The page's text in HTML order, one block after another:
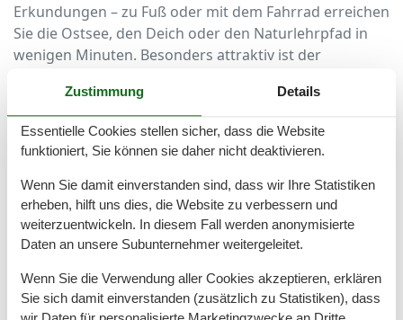
Erkundungen – zu Fuß oder mit dem Fahrrad erreichen
Sie die Ostsee, den Deich oder den Naturlehrpfad in
wenigen Minuten. Besonders attraktiv ist der
einfach den Blick aufs Wasser genießen.
Ferienhäuser am See – Komfort mit Blick
ins Grüne
Ein Ferienhaus am See in Loddin bietet Ihnen nicht nur
eine großartige Lage, sondern auch moderne
Ausstattung und eine entspannte Atmosphäre. Die
in der Regel über großzügige Wohnbereiche, gut
ausgestattete Küchen, gemütliche Schlafzimmer sowie
Zustimmung Details
Essentielle Cookies stellen sicher, dass die Website
funktioniert, Sie können sie daher nicht deaktivieren.
Wenn Sie damit einverstanden sind, dass wir Ihre Statistiken
erheben, hilft uns dies, die Website zu verbessern und
weiterzuentwickeln. In diesem Fall werden anonymisierte
Daten an unsere Subunternehmer weitergeleitet.
Wenn Sie die Verwendung aller Cookies akzeptieren, erklären
Sie sich damit einverstanden (zusätzlich zu Statistiken), dass